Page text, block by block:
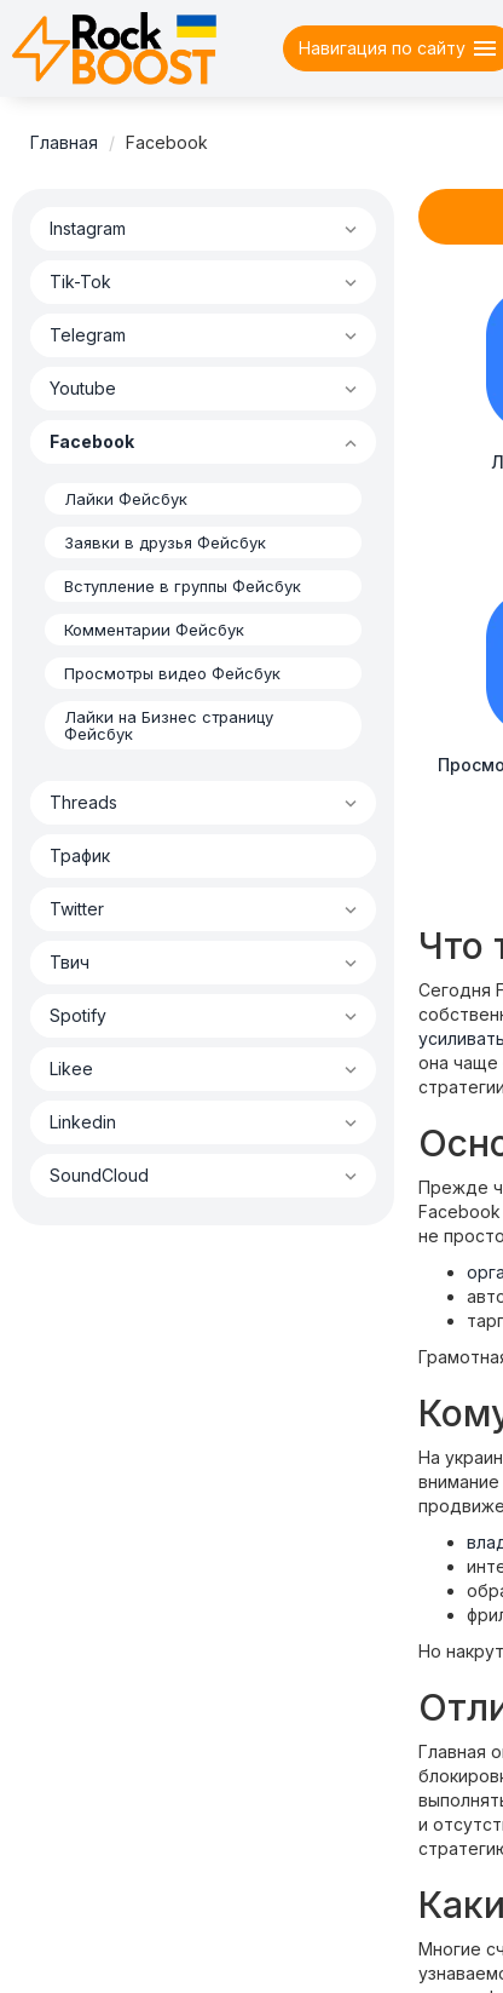
Навигация по сайту 
Главная Facebook
Instagram 
Tik-Tok 
Telegram 
Youtube 
Facebook 
Лайки Фейсбук
Заявки в друзья Фейсбук
Вступление в группы Фейсбук
Комментарии Фейсбук
Просмотры видео Фейсбук
Лайки на Бизнес страницу
Фейсбук
Threads 
Трафик
Twitter 
Твич 
Spotify 
Likee 
Linkedin 
SoundCloud 
Что
Сегодня
она чаще
Прежде
Facebook
не
На
Но
Главная
и
Многие